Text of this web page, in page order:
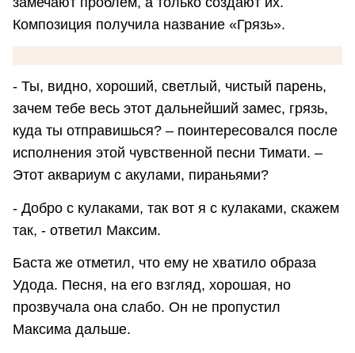
Композиция получила название «Грязь».
- Ты, видно, хороший, светлый, чистый парень,
зачем тебе весь этот дальнейший замес, грязь,
куда ты отправишься? – поинтересовался после
исполнения этой чувственной песни Тимати. –
Этот аквариум с акулами, пираньями?
- Добро с кулаками, так вот я с кулаками, скажем
так, - ответил Максим.
Баста же отметил, что ему не хватило образа
Удода. Песня, на его взгляд, хорошая, но
прозвучала она слабо. Он не пропустил
Максима дальше.